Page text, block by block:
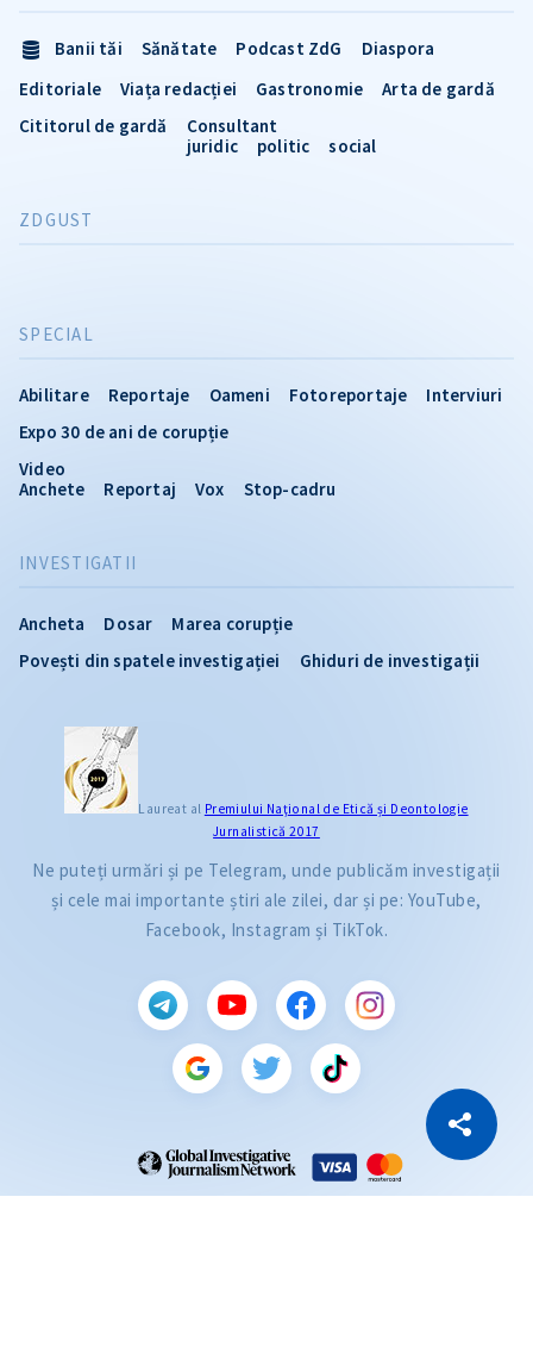
Copiază Link
INVESTIGATII
Ancheta Dosar
Marea corupție
Povești din spatele investigației
Ghiduri de investigații
SPECIAL
Abilitare Reportaje Oameni Fotoreportaje
Interviuri
Expo 30 de ani de corupție
Video
Anchete
Reportaj Vox Stop-cadru
Banii tăi Sănătate Podcast ZdG
Diaspora
Editoriale
Viața redacției Gastronomie
Arta de gardă
Cititorul de gardă
Consultant
juridic
politic social
ZDGUST
Laureat al Premiului Naţional de Etică și Deontologie
Jurnalistică 2017
Ne puteți urmări și pe Telegram, unde publicăm investigații
și cele mai importante știri ale zilei, dar și pe: YouTube,
Facebook, Instagram și TikTok.